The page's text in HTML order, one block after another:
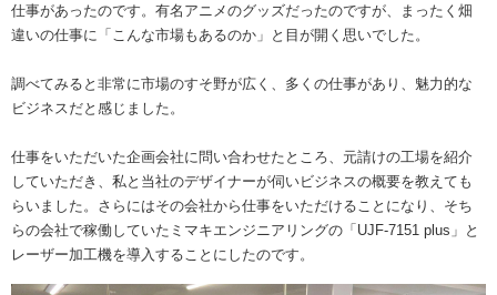
仕事があったのです。有名アニメのグッズだったのですが、まったく畑
違いの仕事に「こんな市場もあるのか」と目が開く思いでした。
調べてみると非常に市場のすそ野が広く、多くの仕事があり、魅力的な
ビジネスだと感じました。
仕事をいただいた企画会社に問い合わせたところ、元請けの工場を紹介
していただき、私と当社のデザイナーが伺いビジネスの概要を教えても
らいました。さらにはその会社から仕事をいただけることになり、そち
らの会社で稼働していたミマキエンジニアリングの「UJF-7151 plus」と
レーザー加工機を導入することにしたのです。